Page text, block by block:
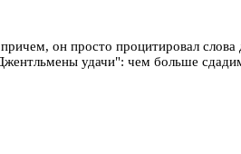
он просто процитировал
удачи": чем больше